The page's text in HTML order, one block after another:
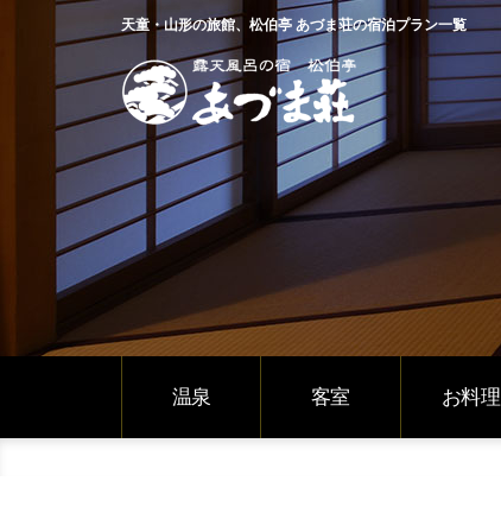
天童・山形の旅館、松伯亭 あづま荘の宿泊プラン一覧
温泉 客室 お料理